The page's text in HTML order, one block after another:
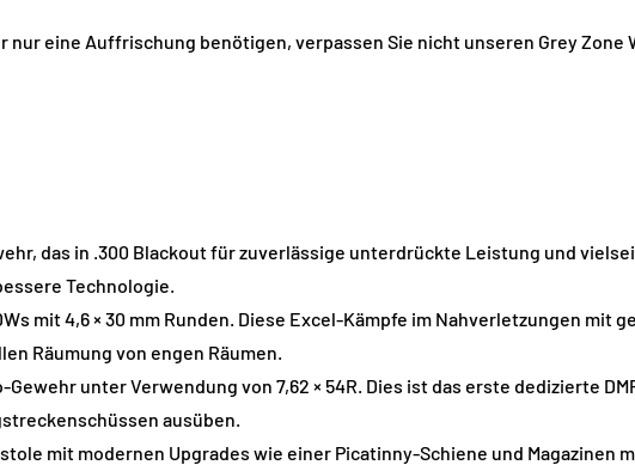
nur eine Auffrischung benötigen, verpassen Sie nicht unseren Grey
das in .300 Blackout für zuverlässige unterdrückte Leistung und
Technologie.
mit 4,6 × 30 mm Runden. Diese Excel-Kämpfe im Nahverletzungen mit
Räumung von engen Räumen.
unter Verwendung von 7,62 × 54R. Dies ist das erste dedizierte
ausüben.
mit modernen Upgrades wie einer Picatinny-Schiene und Magazinen